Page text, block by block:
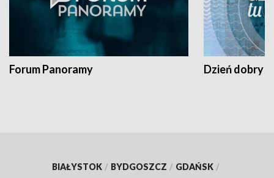
Forum Panoramy Dzień dobry
BIAŁYSTOK / BYDGOSZCZ / GDAŃSK /